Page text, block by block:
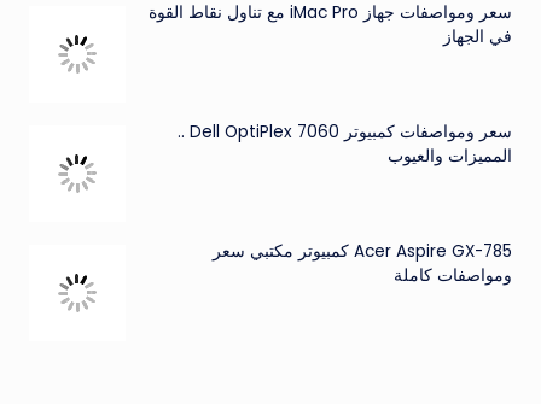
سعر ومواصفات جهاز iMac Pro مع تناول نقاط القوة
في الجهاز
سعر ومواصفات كمبيوتر Dell OptiPlex 7060 ..
المميزات والعيوب
Acer Aspire GX-785 كمبيوتر مكتبي سعر
ومواصفات كاملة